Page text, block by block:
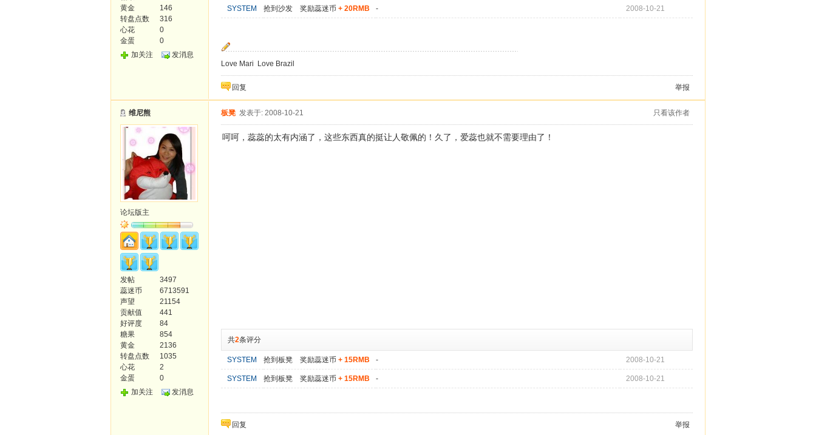
黄金
146
转盘点数
316
心花
0
金蛋
0
加关注
发消息
SYSTEM 抢到沙发 奖励蕊迷币 + 20RMB - 2008-10-21
Love Mari Love Brazil
回复 举报
维尼熊
论坛版主
发帖
3497
蕊迷币
6713591
声望
21154
贡献值
441
好评度
84
糖果
854
黄金
2136
转盘点数
1035
心花
2
金蛋
0
加关注
发消息
只看该作者
板凳 发表于: 2008-10-21
呵呵，蕊蕊的太有内涵了，这些东西真的挺让人敬佩的！久了，爱蕊也就不需要理由了！
共2条评分
SYSTEM 抢到板凳 奖励蕊迷币 + 15RMB - 2008-10-21
SYSTEM 抢到板凳 奖励蕊迷币 + 15RMB - 2008-10-21
回复 举报